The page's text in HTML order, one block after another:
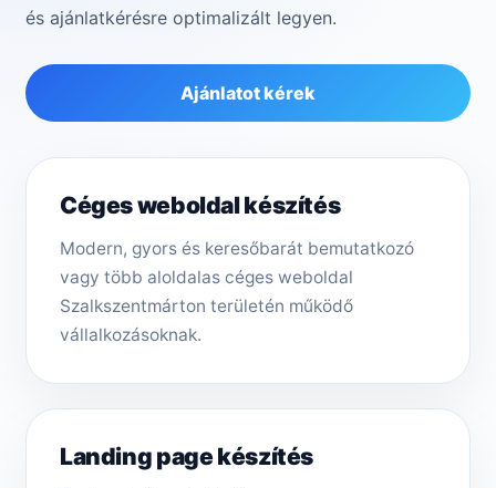
és ajánlatkérésre optimalizált legyen.
Ajánlatot kérek
Céges weboldal készítés
Modern, gyors és keresőbarát bemutatkozó
vagy több aloldalas céges weboldal
Szalkszentmárton területén működő
vállalkozásoknak.
Landing page készítés